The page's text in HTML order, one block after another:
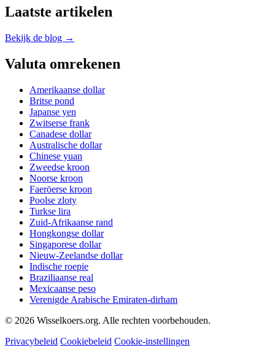
Laatste artikelen
Bekijk de blog →
Valuta omrekenen
Amerikaanse dollar
Britse pond
Japanse yen
Zwitserse frank
Canadese dollar
Australische dollar
Chinese yuan
Zweedse kroon
Noorse kroon
Faeröerse kroon
Poolse zloty
Turkse lira
Zuid-Afrikaanse rand
Hongkongse dollar
Singaporese dollar
Nieuw-Zeelandse dollar
Indische roepie
Braziliaanse real
Mexicaanse peso
Verenigde Arabische Emiraten-dirham
© 2026 Wisselkoers.org. Alle rechten voorbehouden.
Privacybeleid Cookiebeleid Cookie-instellingen